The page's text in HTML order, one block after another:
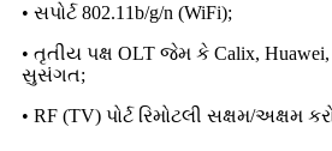
• સપોર્ટ 802.11b/g/n (WiFi);
• તૃતીય પક્ષ OLT જેમ કે Calix,
સુસંગત;
• RF (TV) પોર્ટ રિમોટલી સક્ષમ/અક્ષમ